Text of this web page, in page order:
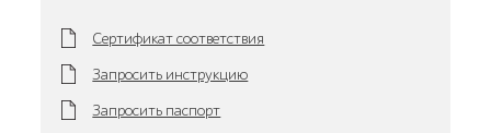
Сертификат соответствия
Запросить инструкцию
Запросить паспорт